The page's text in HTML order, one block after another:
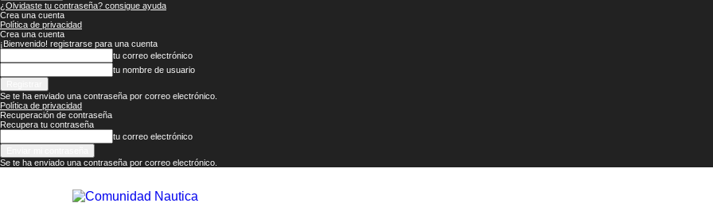
¿Olvidaste tu contraseña? consigue ayuda
Crea una cuenta
Política de privacidad
Crea una cuenta
¡Bienvenido! registrarse para una cuenta
tu correo electrónico
tu nombre de usuario
Se te ha enviado una contraseña por correo electrónico.
Política de privacidad
Recuperación de contraseña
Recupera tu contraseña
tu correo electrónico
Se te ha enviado una contraseña por correo electrónico.
Comunidad